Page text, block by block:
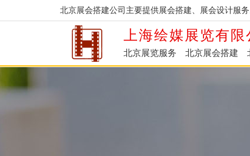
北京展会搭建公司主要提供展会搭建、展会设计服务
上海绘媒展览有限
北京展览服务 北京展会搭建